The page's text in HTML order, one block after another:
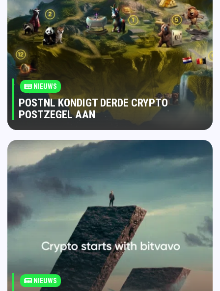
NIEUWS
POSTNL KONDIGT DERDE CRYPTO
POSTZEGEL AAN
NIEUWS